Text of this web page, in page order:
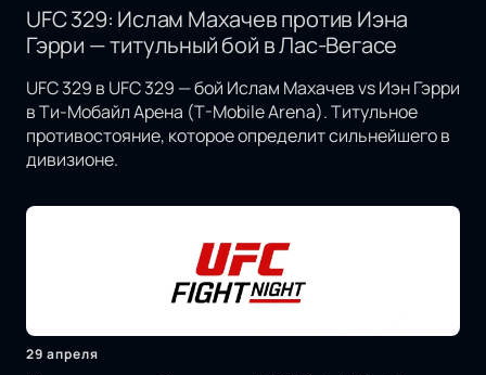
UFC 329: Ислам Махачев против Иэна
Гэрри — титульный бой в Лас-Вегасе
UFC 329 в UFC 329 — бой Ислам Махачев vs Иэн Гэрри
в Ти-Мобайл Арена (T-Mobile Arena). Титульное
противостояние, которое определит сильнейшего в
дивизионе.
29 апреля